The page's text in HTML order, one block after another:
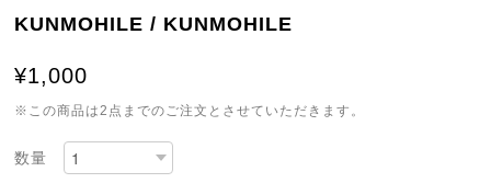
KUNMOHILE / KUNMOHILE
¥1,000
※この商品は2点までのご注文とさせていただきます。
数量